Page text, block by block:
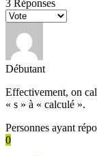
3 Réponses
Débutant
Effectivement, on
« s » à « calculé ».
Personnes ayant
0